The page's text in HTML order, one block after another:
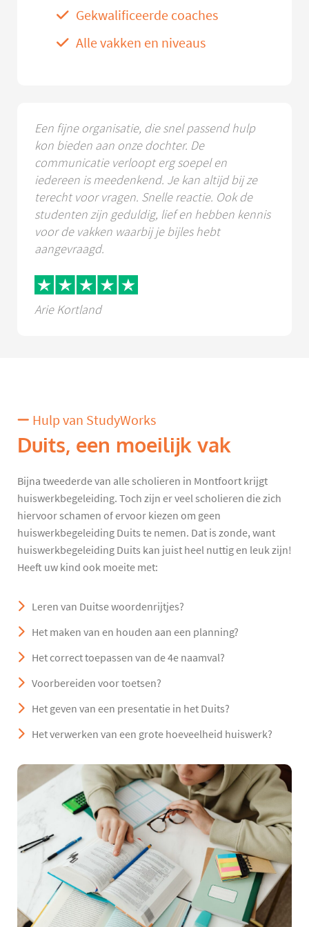
Gekwalificeerde coaches
Alle vakken en niveaus
Een fijne organisatie, die snel passend hulp
kon bieden aan onze dochter. De
communicatie verloopt erg soepel en
iedereen is meedenkend. Je kan altijd bij ze
terecht voor vragen. Snelle reactie. Ook de
studenten zijn geduldig, lief en hebben kennis
voor de vakken waarbij je bijles hebt
aangevraagd.
Arie Kortland
Hulp van StudyWorks
Duits, een moeilijk vak
Bijna tweederde van alle scholieren in Montfoort krijgt
huiswerkbegeleiding. Toch zijn er veel scholieren die zich
hiervoor schamen of ervoor kiezen om geen
huiswerkbegeleiding Duits te nemen. Dat is zonde, want
huiswerkbegeleiding Duits kan juist heel nuttig en leuk zijn!
Heeft uw kind ook moeite met:
Leren van Duitse woordenrijtjes?
Het maken van en houden aan een planning?
Het correct toepassen van de 4e naamval?
Voorbereiden voor toetsen?
Het geven van een presentatie in het Duits?
Het verwerken van een grote hoeveelheid huiswerk?